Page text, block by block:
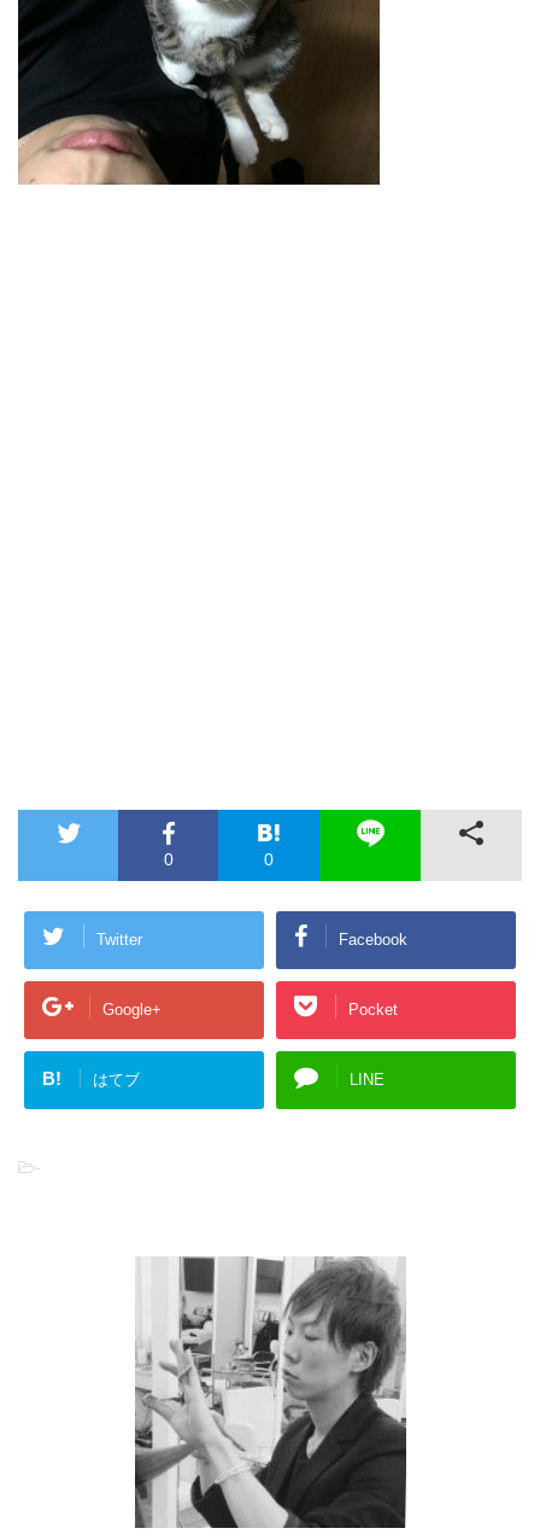
0 0
Twitter Facebook
Google+ Pocket
B! はてブ LINE
-